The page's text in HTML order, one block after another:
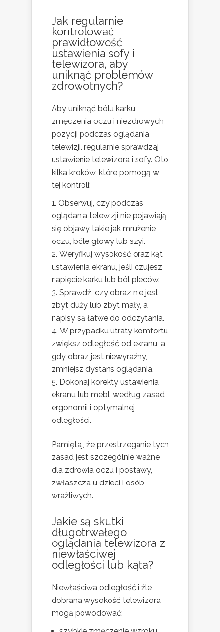
Jak regularnie
kontrolować
prawidłowość
ustawienia sofy i
telewizora, aby
uniknąć problemów
zdrowotnych?
Aby uniknąć bólu karku,
zmęczenia oczu i niezdrowych
pozycji podczas oglądania
telewizji, regularnie sprawdzaj
ustawienie telewizora i sofy. Oto
kilka kroków, które pomogą w
tej kontroli:
Obserwuj, czy podczas
oglądania telewizji nie pojawiają
się objawy takie jak mrużenie
oczu, bóle głowy lub szyi.
Weryfikuj wysokość oraz kąt
ustawienia ekranu, jeśli czujesz
napięcie karku lub ból pleców.
Sprawdź, czy obraz nie jest
zbyt duży lub zbyt mały, a
napisy są łatwe do odczytania.
W przypadku utraty komfortu
zwiększ odległość od ekranu, a
gdy obraz jest niewyraźny,
zmniejsz dystans oglądania.
Dokonaj korekty ustawienia
ekranu lub mebli według zasad
ergonomii i optymalnej
odległości.
Pamiętaj, że przestrzeganie tych
zasad jest szczególnie ważne
dla zdrowia oczu i postawy,
zwłaszcza u dzieci i osób
wrażliwych.
Jakie są skutki
długotrwałego
oglądania telewizora z
niewłaściwej
odległości lub kąta?
Niewłaściwa odległość i źle
dobrana wysokość telewizora
mogą powodować: